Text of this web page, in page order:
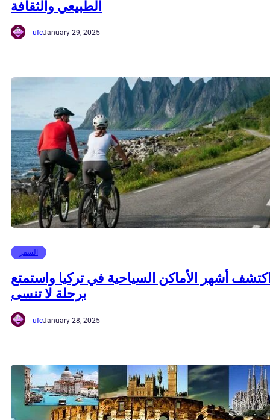
الطبيعي والثقافة
ufcJanuary 29, 2025
السفر
أشهر الأماكن السياحية في تركيا واستمتع
برحلة لا تنسى
ufcJanuary 28, 2025